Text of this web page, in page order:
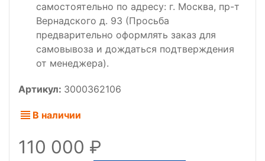
самостоятельно по адресу: г. Москва, пр-т
Вернадского д. 93 (Просьба
предварительно оформлять заказ для
самовывоза и дождаться подтверждения
от менеджера).
Артикул: 3000362106
В наличии
110 000